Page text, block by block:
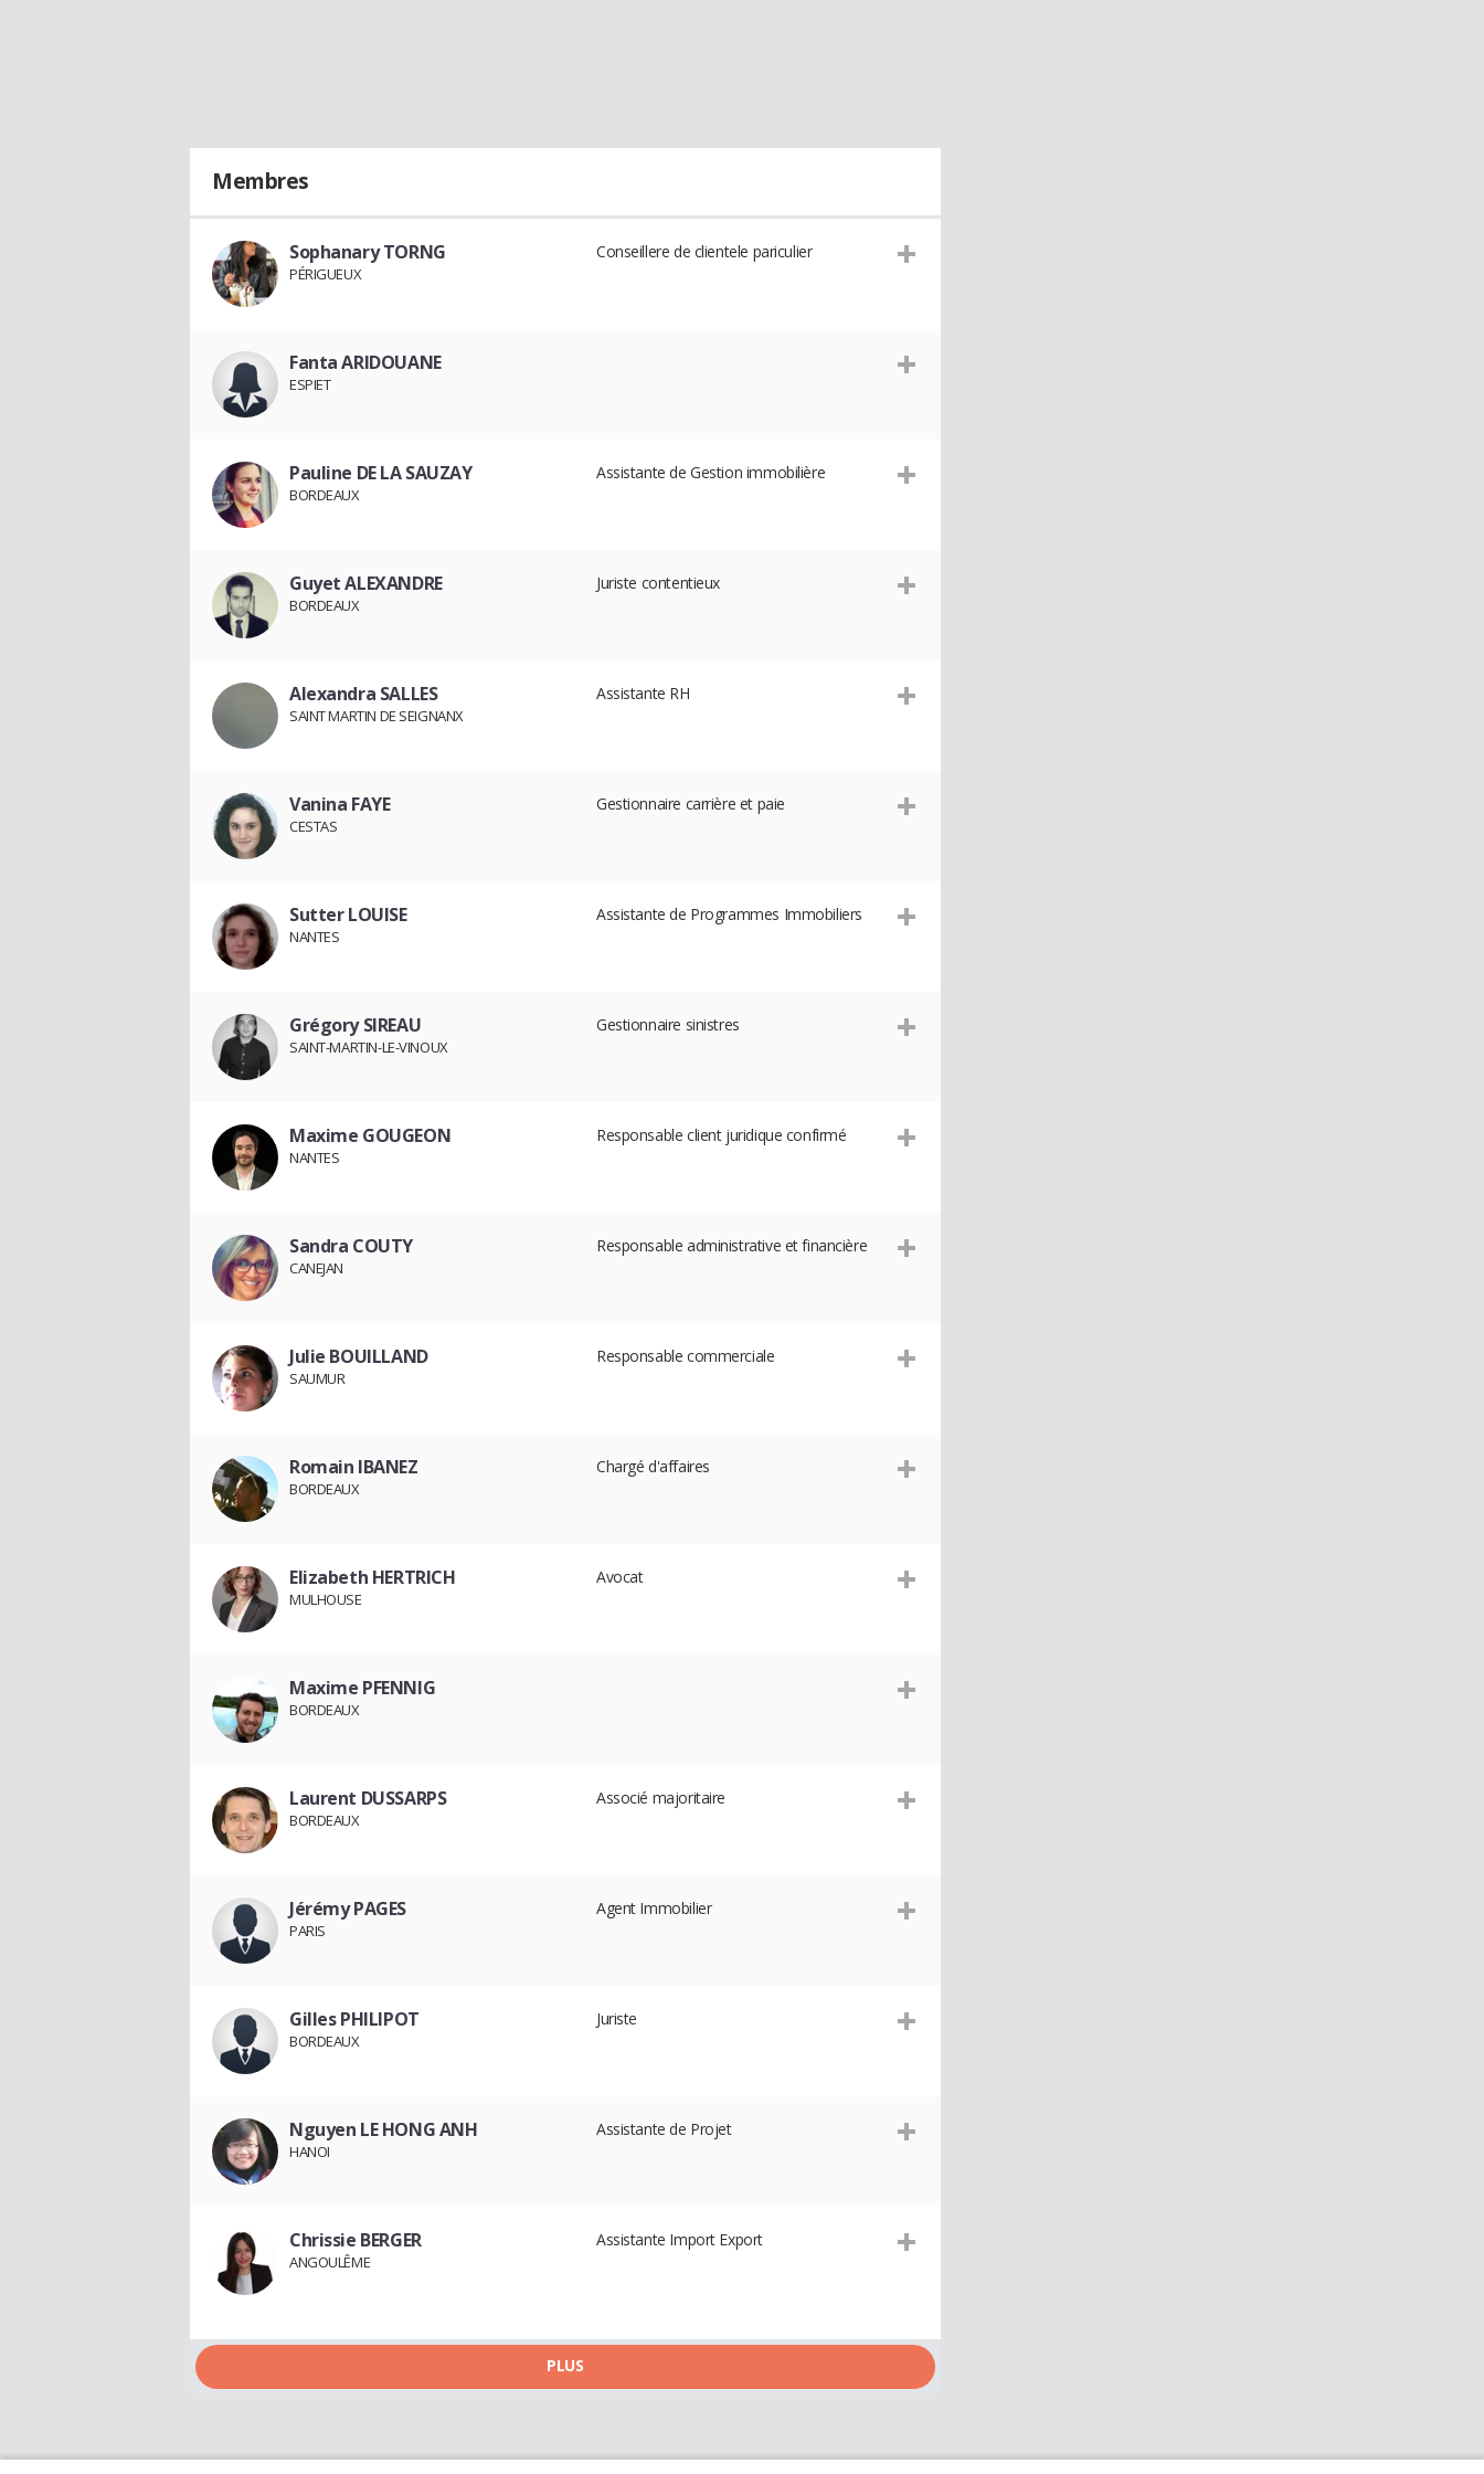
Membres
Sophanary TORNG
PÉRIGUEUX
Conseillere de clientele pariculier
Fanta ARIDOUANE
ESPIET
Pauline DE LA SAUZAY
BORDEAUX
Assistante de Gestion immobilière
Guyet ALEXANDRE
BORDEAUX
Juriste contentieux
Alexandra SALLES
SAINT MARTIN DE SEIGNANX
Assistante RH
Vanina FAYE
CESTAS
Gestionnaire carrière et paie
Sutter LOUISE
NANTES
Assistante de Programmes Immobiliers
Grégory SIREAU
SAINT-MARTIN-LE-VINOUX
Gestionnaire sinistres
Maxime GOUGEON
NANTES
Responsable client juridique confirmé
Sandra COUTY
CANEJAN
Responsable administrative et financière
Julie BOUILLAND
SAUMUR
Responsable commerciale
Romain IBANEZ
BORDEAUX
Chargé d'affaires
Elizabeth HERTRICH
MULHOUSE
Avocat
Maxime PFENNIG
BORDEAUX
Laurent DUSSARPS
BORDEAUX
Associé majoritaire
Jérémy PAGES
PARIS
Agent Immobilier
Gilles PHILIPOT
BORDEAUX
Juriste
Nguyen LE HONG ANH
HANOI
Assistante de Projet
Chrissie BERGER
ANGOULÊME
Assistante Import Export
PLUS